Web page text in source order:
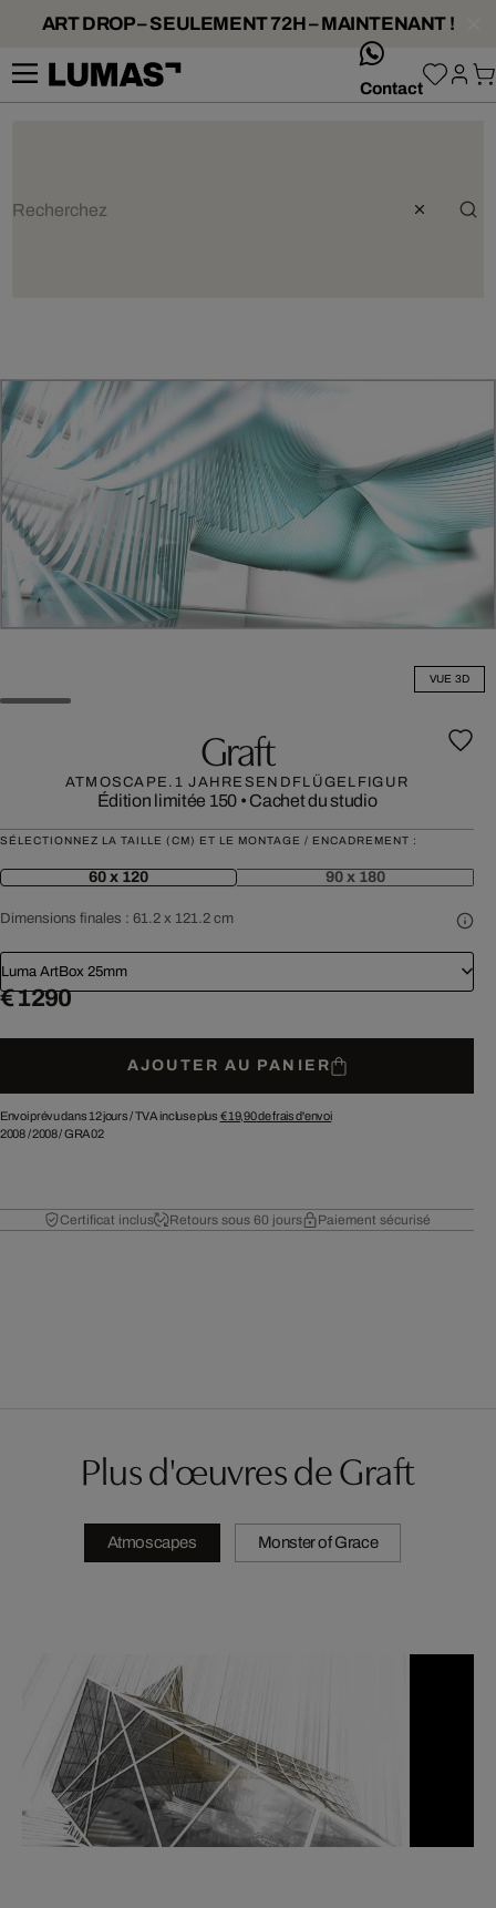
ART DROP – SEULEMENT 72H – MAINTENANT !
Contact
VUE 3D
Graft
ATMOSCAPE.1 JAHRESENDFLÜGELFIGUR
Édition limitée 150 • Cachet du studio
SÉLECTIONNEZ LA TAILLE (CM) ET LE MONTAGE / ENCADREMENT :
60 x 120 90 x 180
Dimensions finales : 61.2 x 121.2 cm
Luma ArtBox 25mm
€ 1 290
AJOUTER AU PANIER
Envoi prévu dans 12 jours /TVA incluse plus € 19,90de frais d'envoi
2008/2008/GRA02
Certificat inclus Retours sous 60 jours Paiement sécurisé
Plus d'œuvres de Graft
Atmoscapes Monster of Grace